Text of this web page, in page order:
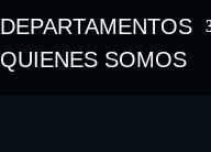
DEPARTAMENTOS
QUIENES SOMOS